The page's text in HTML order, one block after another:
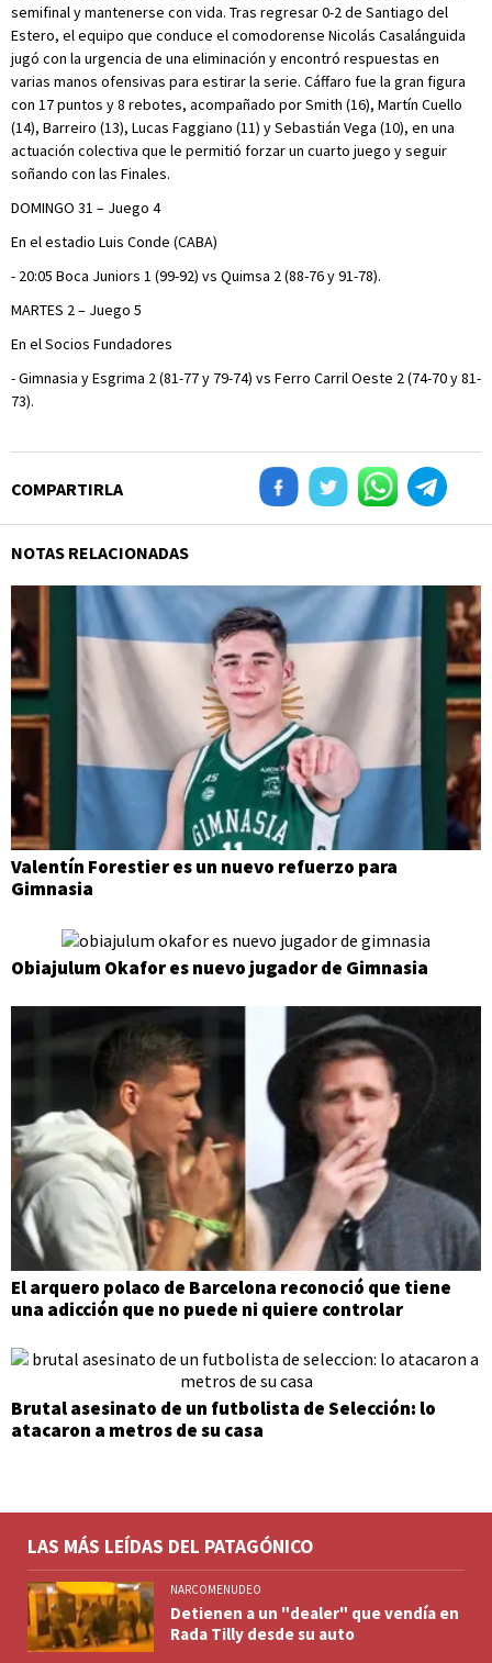
semifinal y mantenerse con vida. Tras regresar 0-2 de Santiago del
Estero, el equipo que conduce el comodorense Nicolás Casalánguida
jugó con la urgencia de una eliminación y encontró respuestas en
varias manos ofensivas para estirar la serie. Cáffaro fue la gran figura
con 17 puntos y 8 rebotes, acompañado por Smith (16), Martín Cuello
(14), Barreiro (13), Lucas Faggiano (11) y Sebastián Vega (10), en una
actuación colectiva que le permitió forzar un cuarto juego y seguir
soñando con las Finales.
DOMINGO 31 – Juego 4
En el estadio Luis Conde (CABA)
- 20:05 Boca Juniors 1 (99-92) vs Quimsa 2 (88-76 y 91-78).
MARTES 2 – Juego 5
En el Socios Fundadores
- Gimnasia y Esgrima 2 (81-77 y 79-74) vs Ferro Carril Oeste 2 (74-70 y 81-
73).
COMPARTIRLA
NOTAS RELACIONADAS
Valentín Forestier es un nuevo refuerzo para
Gimnasia
Obiajulum Okafor es nuevo jugador de Gimnasia
El arquero polaco de Barcelona reconoció que tiene
una adicción que no puede ni quiere controlar
Brutal asesinato de un futbolista de Selección: lo
atacaron a metros de su casa
LAS MÁS LEÍDAS DEL PATAGÓNICO
NARCOMENUDEO
Detienen a un "dealer" que vendía en
Rada Tilly desde su auto